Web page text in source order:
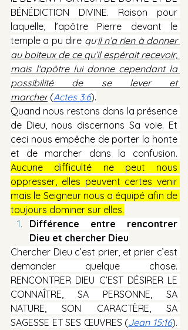
BÉNÉDICTION DIVINE. Raison pour
laquelle, l’apôtre Pierre devant le
temple a pu dire qu'il n’a rien à donner
au boiteux de ce qu’il espérait recevoir,
mais l'apôtre lui donne cependant la
possibilité de se lever et
marcher (Actes 3:6).
Quand nous restons dans la présence
de Dieu, nous discernons Sa voie. Et
ceci nous empêche de porter la honte
Aucune difficulté ne peut nous
oppresser, elles peuvent certes venir
mais le Seigneur nous a équipé afin de
toujours dominer sur elles.
Différence entre rencontrer
Dieu et chercher Dieu
Chercher Dieu c’est prier, et prier c’est
demander quelque chose.
RENCONTRER DIEU C’EST DÉSIRER LE
CONNAÎTRE, SA PERSONNE, SA
NATURE, SON CARACTÈRE, SA
SAGESSE ET SES ŒUVRES (Jean 15:16